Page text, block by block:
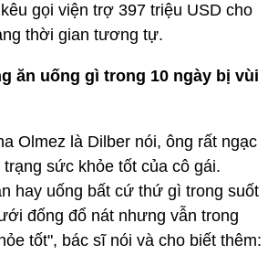
gọi viện trợ 397 triệu USD cho
thời gian tương tự.
ăn uống gì trong 10 ngày bị vùi
Olmez là Dilber nói, ông rất ngạc
sức khỏe tốt của cô gái.
hay uống bất cứ thứ gì trong suốt
đống đổ nát nhưng vẫn trong
tốt", bác sĩ nói và cho biết thêm: